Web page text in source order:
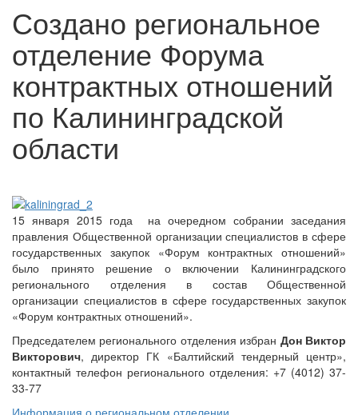
Создано региональное
отделение Форума
контрактных отношений
по Калининградской
области
15 января 2015 года на очередном собрании заседания
правления Общественной организации специалистов в сфере
государственных закупок «Форум контрактных отношений»
было принято решение о включении Калининградского
регионального отделения в состав Общественной
организации специалистов в сфере государственных закупок
«Форум контрактных отношений».
Председателем регионального отделения избран Дон Виктор
Викторович, директор ГК «Балтийский тендерный центр»,
контактный телефон регионального отделения: +7 (4012) 37-
33-77